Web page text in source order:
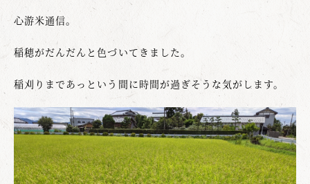
心游米通信。
稲穂がだんだんと色づいてきました。
稲刈りまであっという間に時間が過ぎそうな気がします。